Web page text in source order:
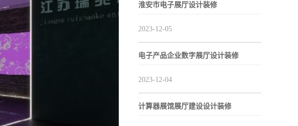
淮安市电子展厅设计装修
2023-12-05
电子产品企业数字展厅设计装修
2023-12-04
计算器展馆展厅建设设计装修